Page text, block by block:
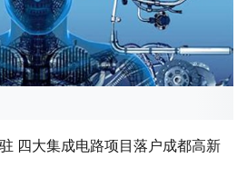
四大集成电路项目落户成都高新